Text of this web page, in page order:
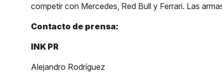
competir con Mercedes, Red Bull y Ferrari. Las
Contacto de prensa:
INK PR
Alejandro Rodríguez